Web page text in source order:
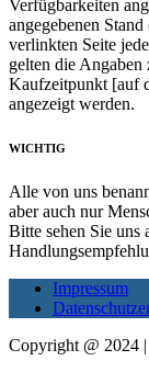
Verfügbarkeiten
angegebenen
verlinkten Seite
gelten die
Kaufzeitpunkt [auf
angezeigt werden.
WICHTIG
Alle von uns
aber auch nur
Bitte sehen Sie
Impressum
Copyright @ 2024